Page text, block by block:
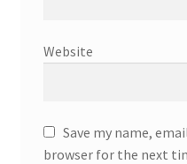
Website
Save my name,
browser for the next